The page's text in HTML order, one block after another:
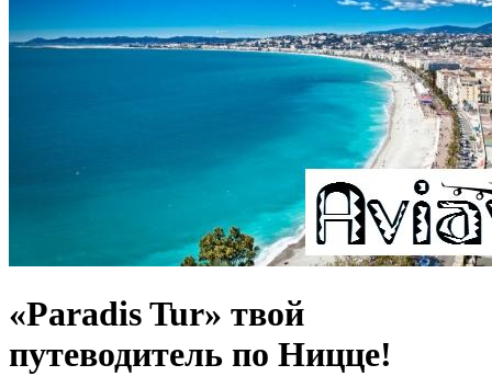
«Paradis Tur» твой
путеводитель по Ницце!